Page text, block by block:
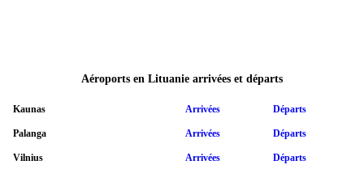
Aéroports en Lituanie arrivées et départs
Kaunas Arrivées Départs
Palanga Arrivées Départs
Vilnius Arrivées Départs